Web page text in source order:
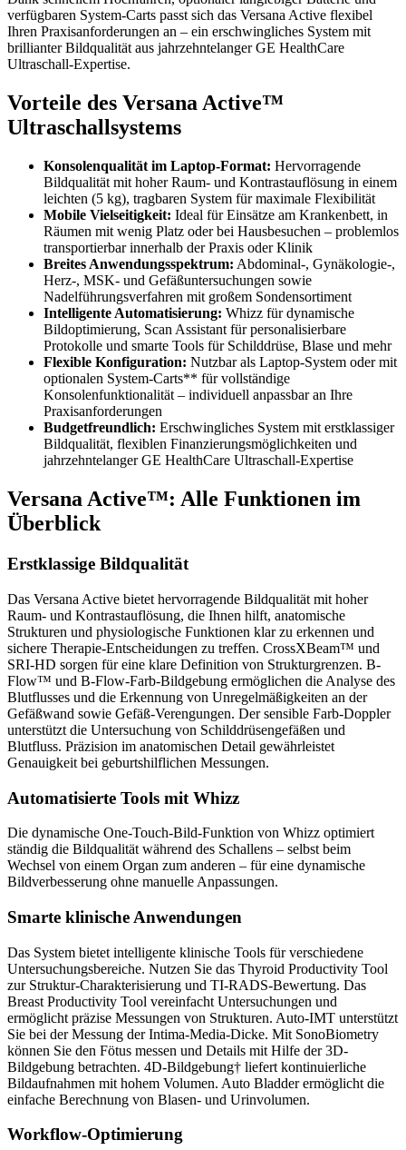
verfügbaren System-Carts passt sich das Versana Active flexibel
Ihren Praxisanforderungen an – ein erschwingliches System mit
brillianter Bildqualität aus jahrzehntelanger GE HealthCare
Ultraschall-Expertise.
Vorteile des Versana Active™
Ultraschallsystems
Konsolenqualität im Laptop-Format: Hervorragende
Bildqualität mit hoher Raum- und Kontrastauflösung in einem
leichten (5 kg), tragbaren System für maximale Flexibilität
Mobile Vielseitigkeit: Ideal für Einsätze am Krankenbett, in
Räumen mit wenig Platz oder bei Hausbesuchen – problemlos
transportierbar innerhalb der Praxis oder Klinik
Breites Anwendungsspektrum: Abdominal-, Gynäkologie-,
Herz-, MSK- und Gefäßuntersuchungen sowie
Nadelführungsverfahren mit großem Sondensortiment
Intelligente Automatisierung: Whizz für dynamische
Bildoptimierung, Scan Assistant für personalisierbare
Protokolle und smarte Tools für Schilddrüse, Blase und mehr
Flexible Konfiguration: Nutzbar als Laptop-System oder mit
optionalen System-Carts** für vollständige
Konsolenfunktionalität – individuell anpassbar an Ihre
Praxisanforderungen
Budgetfreundlich: Erschwingliches System mit erstklassiger
Bildqualität, flexiblen Finanzierungsmöglichkeiten und
jahrzehntelanger GE HealthCare Ultraschall-Expertise
Versana Active™: Alle Funktionen im
Überblick
Erstklassige Bildqualität
Das Versana Active bietet hervorragende Bildqualität mit hoher
Raum- und Kontrastauflösung, die Ihnen hilft, anatomische
Strukturen und physiologische Funktionen klar zu erkennen und
sichere Therapie-Entscheidungen zu treffen. CrossXBeam™ und
SRI-HD sorgen für eine klare Definition von Strukturgrenzen. B-
Flow™ und B-Flow-Farb-Bildgebung ermöglichen die Analyse des
Blutflusses und die Erkennung von Unregelmäßigkeiten an der
Gefäßwand sowie Gefäß-Verengungen. Der sensible Farb-Doppler
unterstützt die Untersuchung von Schilddrüsengefäßen und
Blutfluss. Präzision im anatomischen Detail gewährleistet
Genauigkeit bei geburtshilflichen Messungen.
Automatisierte Tools mit Whizz
Die dynamische One-Touch-Bild-Funktion von Whizz optimiert
ständig die Bildqualität während des Schallens – selbst beim
Wechsel von einem Organ zum anderen – für eine dynamische
Bildverbesserung ohne manuelle Anpassungen.
Smarte klinische Anwendungen
Das System bietet intelligente klinische Tools für verschiedene
Untersuchungsbereiche. Nutzen Sie das Thyroid Productivity Tool
zur Struktur-Charakterisierung und TI-RADS-Bewertung. Das
Breast Productivity Tool vereinfacht Untersuchungen und
ermöglicht präzise Messungen von Strukturen. Auto-IMT unterstützt
Sie bei der Messung der Intima-Media-Dicke. Mit SonoBiometry
können Sie den Fötus messen und Details mit Hilfe der 3D-
Bildgebung betrachten. 4D-Bildgebung† liefert kontinuierliche
Bildaufnahmen mit hohem Volumen. Auto Bladder ermöglicht die
einfache Berechnung von Blasen- und Urinvolumen.
Workflow-Optimierung